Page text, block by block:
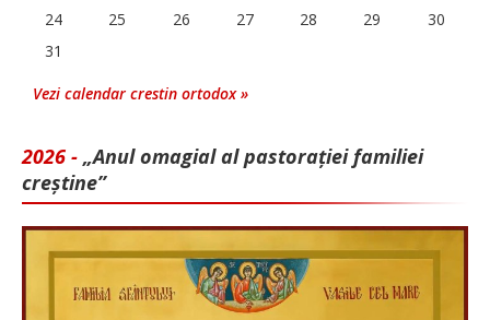
24
25 26 27 28 29
30
31
Vezi calendar crestin ortodox »
2026 - „Anul omagial al pastorației familiei
creștine”